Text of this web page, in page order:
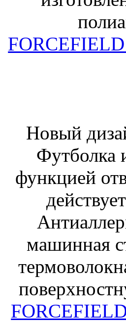
Новый
Футболка
функцией
машинная